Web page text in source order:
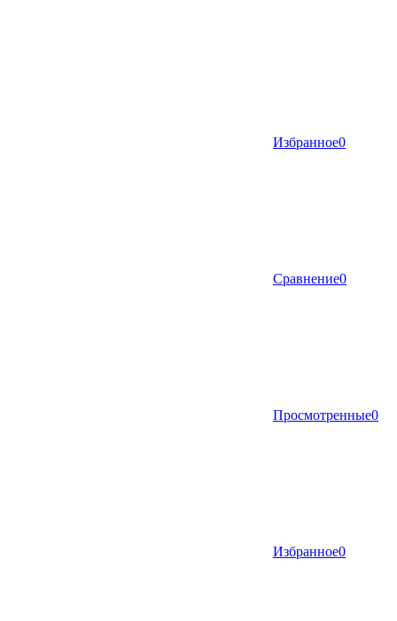
Избранное0
Сравнение0
Просмотренные0
Избранное0